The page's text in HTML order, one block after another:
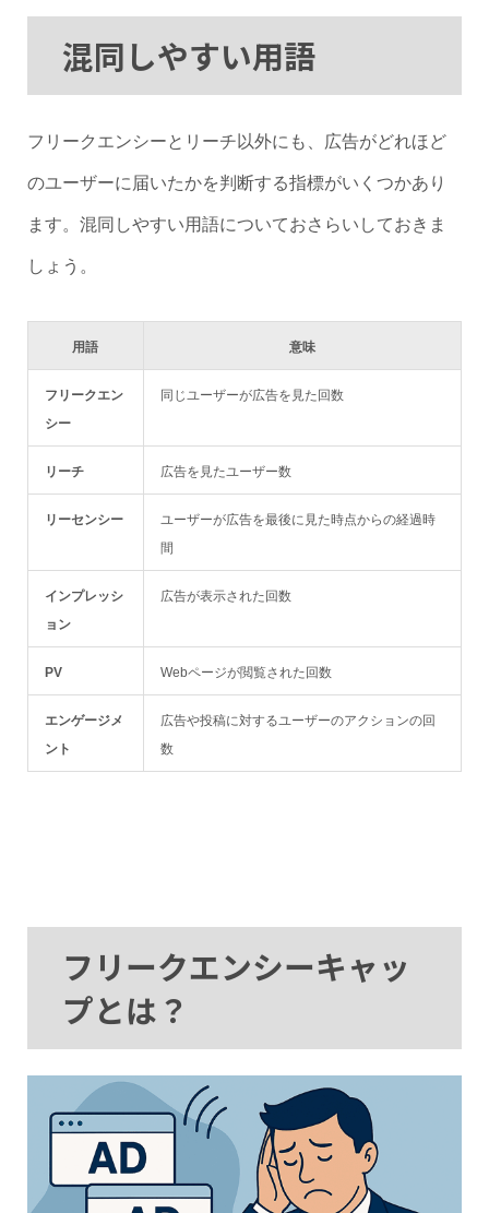
混同しやすい用語
フリークエンシーとリーチ以外にも、広告がどれほど
のユーザーに届いたかを判断する指標がいくつかあり
ます。混同しやすい用語についておさらいしておきま
しょう。
用語 意味
フリークエン
シー
同じユーザーが広告を見た回数
リーチ 広告を見たユーザー数
リーセンシー
ユーザーが広告を最後に見た時点からの経過時
間
インプレッシ
ョン
広告が表示された回数
PV Webページが閲覧された回数
エンゲージメ
ント
広告や投稿に対するユーザーのアクションの回
数
フリークエンシーキャッ
プとは？